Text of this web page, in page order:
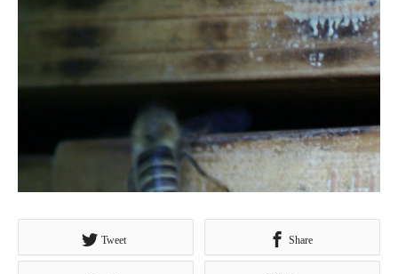
Tweet Share